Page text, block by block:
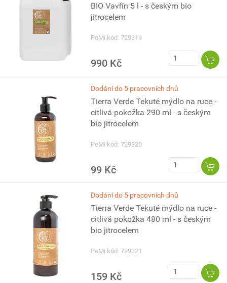
BIO Vavřín 5 l - s českým bio
jitrocelem
PeMi kód: 729319
990 Kč
Dodání do 5 pracovních dnů
Tierra Verde Tekuté mýdlo na ruce -
citlivá pokožka 290 ml - s českým
bio jitrocelem
PeMi kód: 729320
99 Kč
Dodání do 5 pracovních dnů
Tierra Verde Tekuté mýdlo na ruce -
citlivá pokožka 480 ml - s českým
bio jitrocelem
PeMi kód: 729321
159 Kč